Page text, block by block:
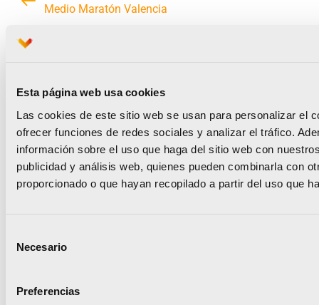
Esta página web usa cookies
Las cookies de este sitio web se usan para personalizar el
ofrecer funciones de redes sociales y analizar el tráfico.
información sobre el uso que haga del sitio web con
publicidad y análisis web, quienes pueden combinarla con
proporcionado o que hayan recopilado a partir del uso que
Necesario
Preferencias
Medio Maratón Valencia
El Maratón Valencia y New Balance presentan la
Noticias relacionadas
Runna se convierte en el